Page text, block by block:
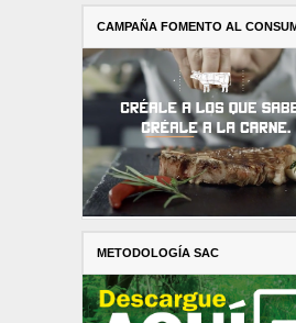
CAMPAÑA FOMENTO AL
METODOLOGÍA SAC